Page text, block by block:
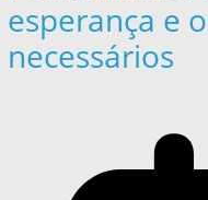
esperança e
necessários